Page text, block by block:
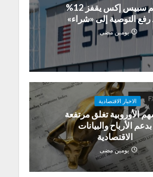
سهم سبيس إكس يقفز 12%
رفع التوصية إلى «شراء»
يومين مضى
الاخبار الاقتصادية
الأوروبية تغلق مرتفعة
بدعم الأرباح والبيانات
الاقتصادية
يومين مضى